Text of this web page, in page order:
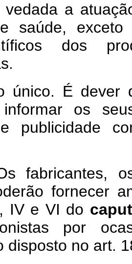
a
saúde,
dos
único. É dever
informar os
publicidade
fabricantes,
fornecer
IV e VI do
por
disposto no art.